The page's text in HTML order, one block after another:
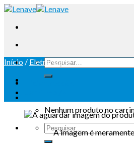
Nenhum produto no
Início / Eletricidade
A imagem é